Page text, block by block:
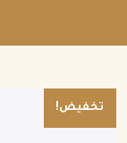
تخفيض!